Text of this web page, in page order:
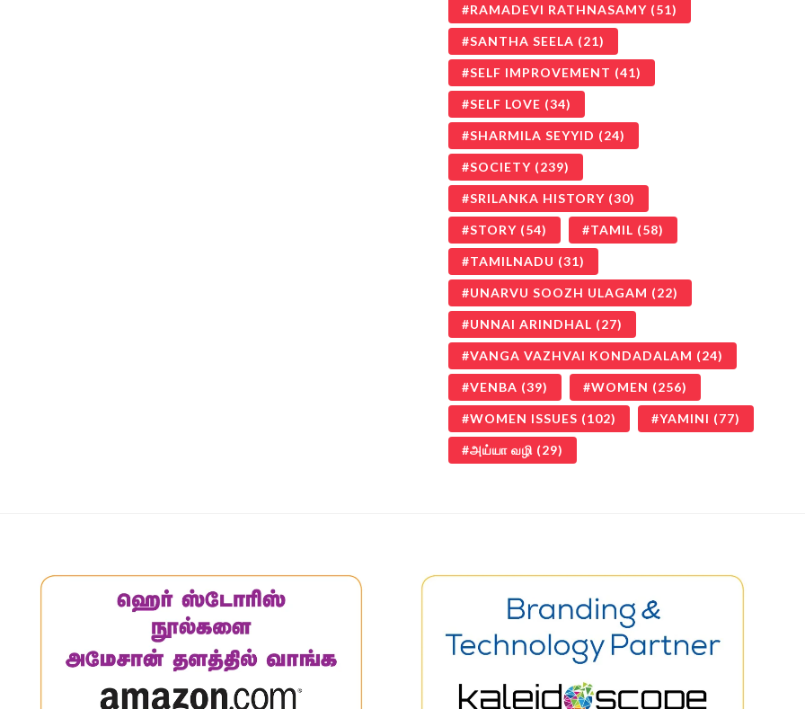
RAMADEVI RATHNASAMY (51)
SANTHA SEELA (21)
SELF IMPROVEMENT (41)
SELF LOVE (34)
SHARMILA SEYYID (24)
SOCIETY (239)
SRILANKA HISTORY (30)
STORY (54) TAMIL (58)
TAMILNADU (31)
UNARVU SOOZH ULAGAM (22)
UNNAI ARINDHAL (27)
VANGA VAZHVAI KONDADALAM (24)
VENBA (39) WOMEN (256)
WOMEN ISSUES (102) YAMINI (77)
அய்யா வழி (29)